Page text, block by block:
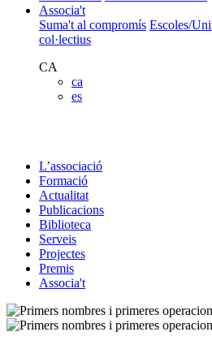
Associa't
Suma't al compromís Escoles/
col·lectius
CA
ca
es
L’associació
Formació
Actualitat
Publicacions
Biblioteca
Serveis
Projectes
Premis
Associa't